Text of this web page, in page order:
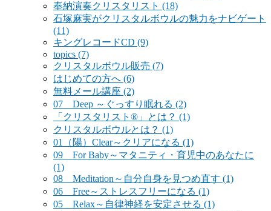
奉納演奏クリスタリスト (18)
石塚麻実がクリスタルボウルの魅力をナビゲート
(11)
キングレコードCD (9)
topics (7)
クリスタルボウル販売 (7)
はじめての方へ (6)
無料メール講座 (2)
07 Deep ～ぐっすり眠れる (2)
「クリスタリスト®」とは？ (1)
クリスタルボウルとは？ (1)
01（陽）Clear～クリアになる (1)
09 For Baby～マタニティ・育児中のあなたに
(1)
08 Meditation～自分自身を見つめ直す (1)
06 Free～ストレスフリーになる (1)
05 Relax～自律神経を安定させる (1)